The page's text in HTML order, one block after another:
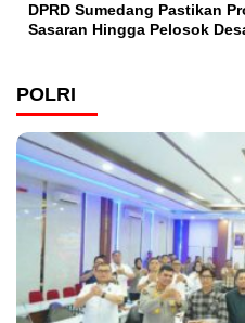
DPRD Sumedang Pastikan
Sasaran Hingga Pelosok
POLRI